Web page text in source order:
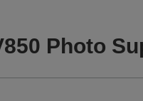
Photo